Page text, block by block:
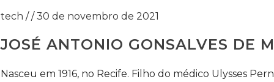
tech //30 de novembro de 2021
JOSÉ ANTONIO GONSALVES DE
Nasceu em 1916, no Recife. Filho do médico Ulysses